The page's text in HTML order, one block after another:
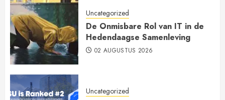
Uncategorized
De Onmisbare Rol van IT in de
Hedendaagse Samenleving
02 AUGUSTUS 2026
Uncategorized